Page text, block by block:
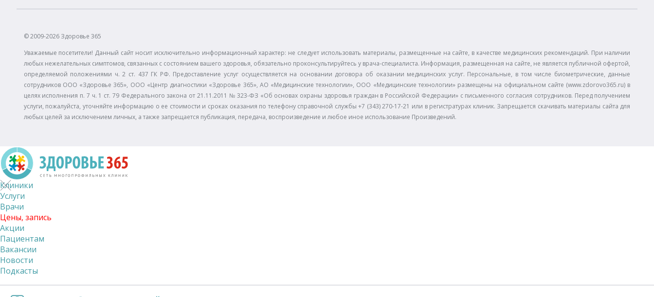
© 2009-2026 Здоровье 365
Уважаемые посетители! Данный сайт носит исключительно информационный характер: не следует использовать материалы, размещенные на сайте, в качестве медицинских рекомендаций. При наличии
любых нежелательных симптомов, связанных с состоянием вашего здоровья, обязательно проконсультируйтесь у врача-специалиста. Информация, размещенная на сайте, не является публичной офертой,
определяемой положениями ч. 2 ст. 437 ГК РФ. Предоставление услуг осуществляется на основании договора об оказании медицинских услуг. Персональные, в том числе биометрические, данные
сотрудников ООО «Здоровье 365», ООО «Центр диагностики «Здоровье 365», АО «Медицинские технологии», ООО «Медицинские технологии» размещены на официальном сайте (www.zdorovo365.ru) в
целях исполнения п. 7 ч. 1 ст. 79 Федерального закона от 21.11.2011 № 323-ФЗ «Об основах охраны здоровья граждан в Российской Федерации» с письменного согласия сотрудников. Перед получением
услуги, пожалуйста, уточняйте информацию о ее стоимости и сроках оказания по телефону справочной службы +7 (343) 270-17-21 или в регистратурах клиник. Запрещается скачивать материалы сайта для
любых целей за исключением личных, а также запрещается публикация, передача, воспроизведение и любое иное использование Произведений.
Клиники
Услуги
Врачи
Цены, запись
Акции
Пациентам
Вакансии
Новости
Подкасты